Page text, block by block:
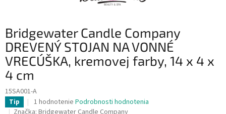
Bridgewater Candle Company
DREVENÝ STOJAN NA VONNÉ
VRECÚŠKA, kremovej farby, 14 x 4 x
4 cm
15SA001-A
Tip
Priemerné
hodnotenie
1 hodnotenie Podrobnosti hodnotenia